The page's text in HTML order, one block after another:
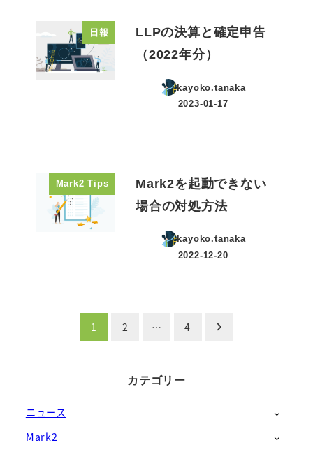
日報
LLPの決算と確定申告
（2022年分）
kayoko.tanaka
2023-01-17
Mark2 Tips
Mark2を起動できない
場合の対処方法
kayoko.tanaka
投稿日
2022-12-20
の
ペ
ー
1 2 … 4
カテゴリー
ニュース
Mark2